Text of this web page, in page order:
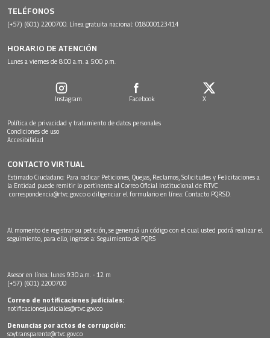
TELÉFONOS
(+57) (601) 2200700. Línea gratuita nacional: 018000123414
HORARIO DE ATENCIÓN
Lunes a viernes de 8:00 a.m. a 5:00 p.m.
Instagram Facebook X
Política de privacidad y tratamiento de datos personales
Condiciones de uso
Accesibilidad
CONTACTO VIRTUAL
Estimado Ciudadano: Para radicar Peticiones, Quejas, Reclamos, Solicitudes y Felicitaciones a
la Entidad puede remitir lo pertinente al Correo Oficial Institucional de RTVC
correspondencia@rtvc.gov.co o diligenciar el formulario en línea: Contacto PQRSD.
Al momento de registrar su petición, se generará un código con el cual usted podrá realizar el
seguimiento, para ello, ingrese a: Seguimiento de PQRS
Asesor en línea: lunes 9:30 a.m. - 12 m
(+57) (601) 2200700
Correo de notificaciones judiciales:
notificacionesjudiciales@rtvc.gov.co
Denuncias por actos de corrupción:
soytransparente@rtvc.gov.co